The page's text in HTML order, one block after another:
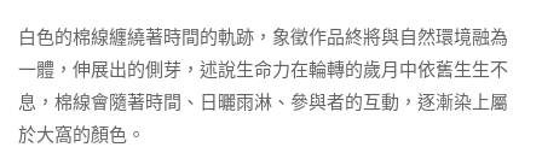
白色的棉線纏繞著時間的軌跡，象徵作品終將與自然環境融為
一體，伸展出的側芽，述說生命力在輪轉的歲月中依舊生生不
息，棉線會隨著時間、日曬雨淋、參與者的互動，逐漸染上屬
於大窩的顏色。